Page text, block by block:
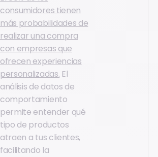
consumidores tienen
más probabilidades de
realizar una compra
con empresas que
ofrecen experiencias
personalizadas. El
análisis de datos de
comportamiento
permite entender qué
tipo de productos
atraen a tus clientes,
facilitando la